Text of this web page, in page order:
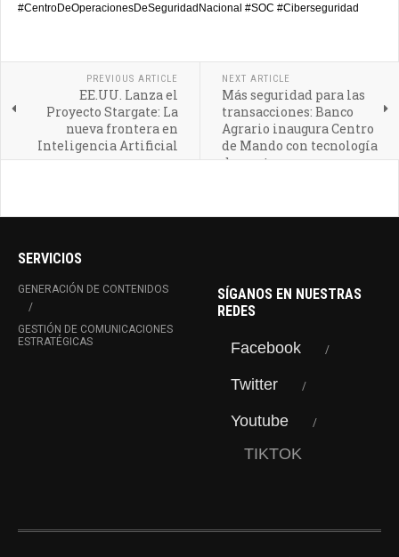
#CentroDeOperacionesDeSeguridadNacional #SOC #Ciberseguridad
PREVIOUS ARTICLE
EE.UU. Lanza el
Proyecto Stargate: La
nueva frontera en
Inteligencia Artificial
NEXT ARTICLE
Más seguridad para las
transacciones: Banco
Agrario inaugura Centro
de Mando con tecnología
de punta
SERVICIOS
GENERACIÓN DE CONTENIDOS
GESTIÓN DE COMUNICACIONES
ESTRATÉGICAS
SÍGANOS EN NUESTRAS
REDES
Facebook
Twitter
Youtube
TIKTOK